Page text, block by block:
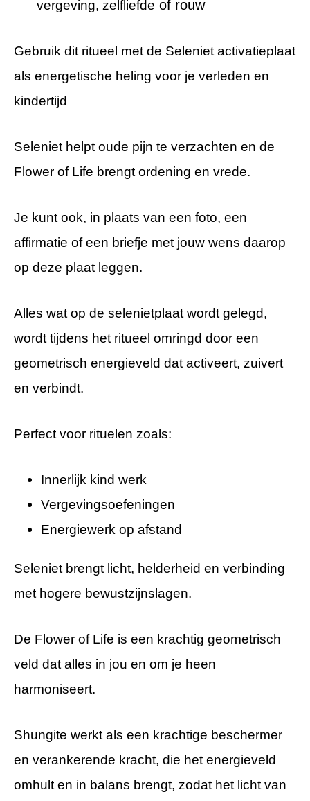
vergeving, zelfliefde of rouw
Gebruik dit ritueel met de Seleniet activatieplaat
als energetische heling voor je verleden en
kindertijd
Seleniet helpt oude pijn te verzachten en de
Flower of Life brengt ordening en vrede.
Je kunt ook, in plaats van een foto, een
affirmatie of een briefje met jouw wens daarop
op deze plaat leggen.
Alles wat op de selenietplaat wordt gelegd,
wordt tijdens het ritueel omringd door een
geometrisch energieveld dat activeert, zuivert
en verbindt.
Perfect voor rituelen zoals:
Innerlijk kind werk
Vergevingsoefeningen
Energiewerk op afstand
Seleniet brengt licht, helderheid en verbinding
met hogere bewustzijnslagen.
De Flower of Life is een krachtig geometrisch
veld dat alles in jou en om je heen
harmoniseert.
Shungite werkt als een krachtige beschermer
en verankerende kracht, die het energieveld
omhult en in balans brengt, zodat het licht van